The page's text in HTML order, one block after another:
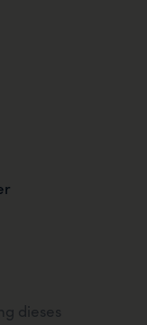
dieses